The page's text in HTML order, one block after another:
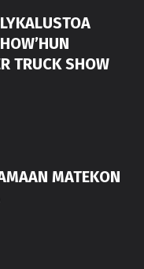
TRUCK SHOW
MATEKON